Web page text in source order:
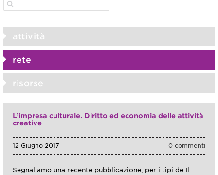
attività
rete
risorse
L’impresa culturale. Diritto ed economia delle attività
creative
0 commenti
12 Giugno 2017
Segnaliamo una recente pubblicazione, per i tipi de Il